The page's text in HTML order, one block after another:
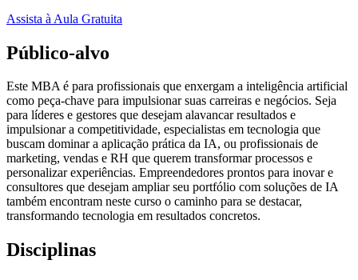
Assista à Aula Gratuita
Público-alvo
Este MBA é para profissionais que enxergam a inteligência artificial
como peça-chave para impulsionar suas carreiras e negócios. Seja
para líderes e gestores que desejam alavancar resultados e
impulsionar a competitividade, especialistas em tecnologia que
buscam dominar a aplicação prática da IA, ou profissionais de
marketing, vendas e RH que querem transformar processos e
personalizar experiências. Empreendedores prontos para inovar e
consultores que desejam ampliar seu portfólio com soluções de IA
também encontram neste curso o caminho para se destacar,
transformando tecnologia em resultados concretos.
Disciplinas